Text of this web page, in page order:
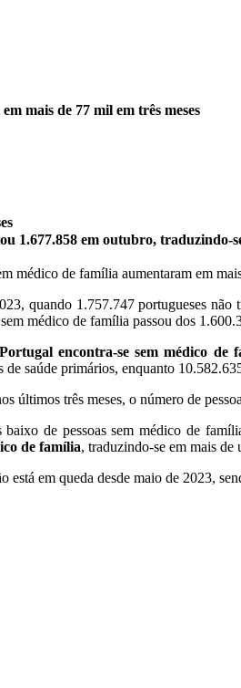
mais de 77 mil em três meses
1.677.858 em outubro, traduzindo-
quando 1.757.747 portugueses
médico de família passou dos
encontra-se sem médico de
saúde primários, enquanto
últimos três meses, o número de
de pessoas sem médico de
de família, traduzindo-se em mais de
em queda desde maio de 2023,